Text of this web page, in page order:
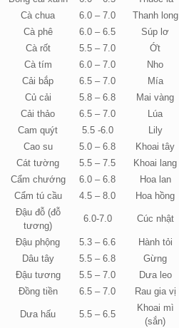
Cà chua
6.0 – 7.0 Thanh long
Cà phê
6.0 – 6.5 Súp lơ
Cà rốt
5.5 – 7.0 Ớt
Cà tím
6.0 – 7.0 Nho
Cải bắp
6.5 – 7.0 Mía
Củ cải
5.8 – 6.8 Mai vàng
Cải thảo
6.5 – 7.0 Lúa
Cam quýt
5.5 -6.0 Lily
Cao su
5.0 – 6.8 Khoai tây
Cát tường
5.5 – 7.5 Khoai lang
Cẩm chướng
6.0 – 6.8 Hoa lan
Cẩm tú cầu
4.5 – 8.0 Hoa hồng
Đậu đỗ (đỗ
tương)
6.0-7.0 Cúc nhật
Đậu phộng 5.3 – 6.6 Hành tỏi
Dâu tây
5.5 – 6.8 Gừng
Đậu tương
5.5 – 7.0 Dưa leo
Đồng tiền
6.5 – 7.0 Rau gia vị
Dưa hấu 5.5 – 6.5
Khoai mì
(sắn)